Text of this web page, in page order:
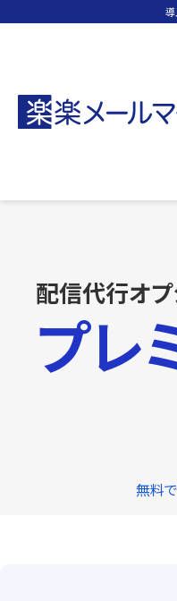
「楽楽メールマーケティング」TOP
機
配信代行オプションプレミアムサポート
配信代行オプ
プレ
無料